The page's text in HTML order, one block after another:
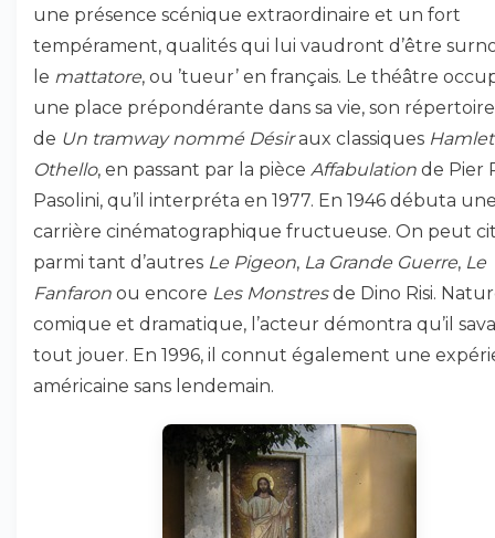
une présence scénique extraordinaire et un fort
tempérament, qualités qui lui vaudront d’être
le mattatore, ou ’tueur’ en français. Le théâtre
une place prépondérante dans sa vie, son
de Un tramway nommé Désiraux classiques Hamlet
Othello, en passant par la pièce Affabulation de Pier
Pasolini, qu’il interpréta en 1977. En 1946 débuta
carrière cinématographique fructueuse. On peut
parmi tant d’autres Le Pigeon, La Grande Guerre, Le
Fanfaron ou encore Les Monstresde Dino Risi.
comique et dramatique, l’acteur démontra qu’il
tout jouer. En 1996, il connut également une
américaine sans lendemain.